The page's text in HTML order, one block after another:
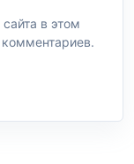
в этом